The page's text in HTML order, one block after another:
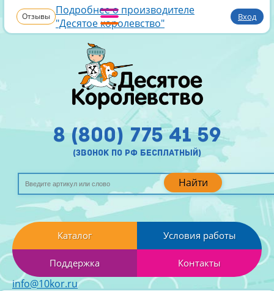
Отзывы Подробнее о производителе
"Десятое королевство"
Вход
Найти
8 (800) 775 41 59
(звонок по рф бесплатный)
Каталог Условия работы
Поддержка Контакты
info@10kor.ru